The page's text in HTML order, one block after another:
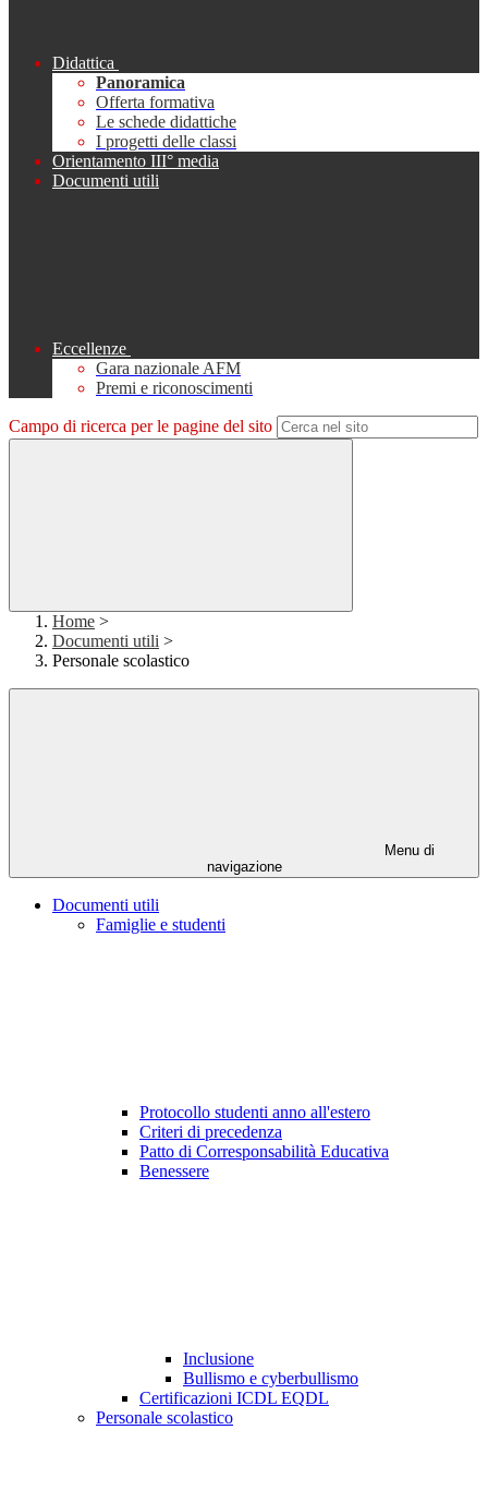
Didattica
Panoramica
Offerta formativa
Le schede didattiche
I progetti delle classi
Orientamento III° media
Documenti utili
Eccellenze
Gara nazionale AFM
Premi e riconoscimenti
Campo di ricerca per le pagine del sito
Home >
Documenti utili >
Personale scolastico
Menu di
navigazione
Documenti utili
Famiglie e studenti
Protocollo studenti anno all'estero
Criteri di precedenza
Patto di Corresponsabilità Educativa
Benessere
Inclusione
Bullismo e cyberbullismo
Certificazioni ICDL EQDL
Personale scolastico